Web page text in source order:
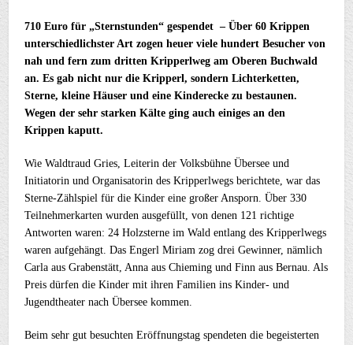
710 Euro für „Sternstunden“ gespendet – Über 60 Krippen
unterschiedlichster Art zogen heuer viele hundert Besucher von
nah und fern zum dritten Kripperlweg am Oberen Buchwald
an. Es gab nicht nur die Kripperl, sondern Lichterketten,
Sterne, kleine Häuser und eine Kinderecke zu bestaunen.
Wegen der sehr starken Kälte ging auch einiges an den
Krippen kaputt.
Wie Waldtraud Gries, Leiterin der Volksbühne Übersee und
Initiatorin und Organisatorin des Kripperlwegs berichtete, war das
Sterne-Zählspiel für die Kinder eine großer Ansporn. Über 330
Teilnehmerkarten wurden ausgefüllt, von denen 121 richtige
Antworten waren: 24 Holzsterne im Wald entlang des Kripperlwegs
waren aufgehängt. Das Engerl Miriam zog drei Gewinner, nämlich
Carla aus Grabenstätt, Anna aus Chieming und Finn aus Bernau. Als
Preis dürfen die Kinder mit ihren Familien ins Kinder- und
Jugendtheater nach Übersee kommen.
Beim sehr gut besuchten Eröffnungstag spendeten die begeisterten